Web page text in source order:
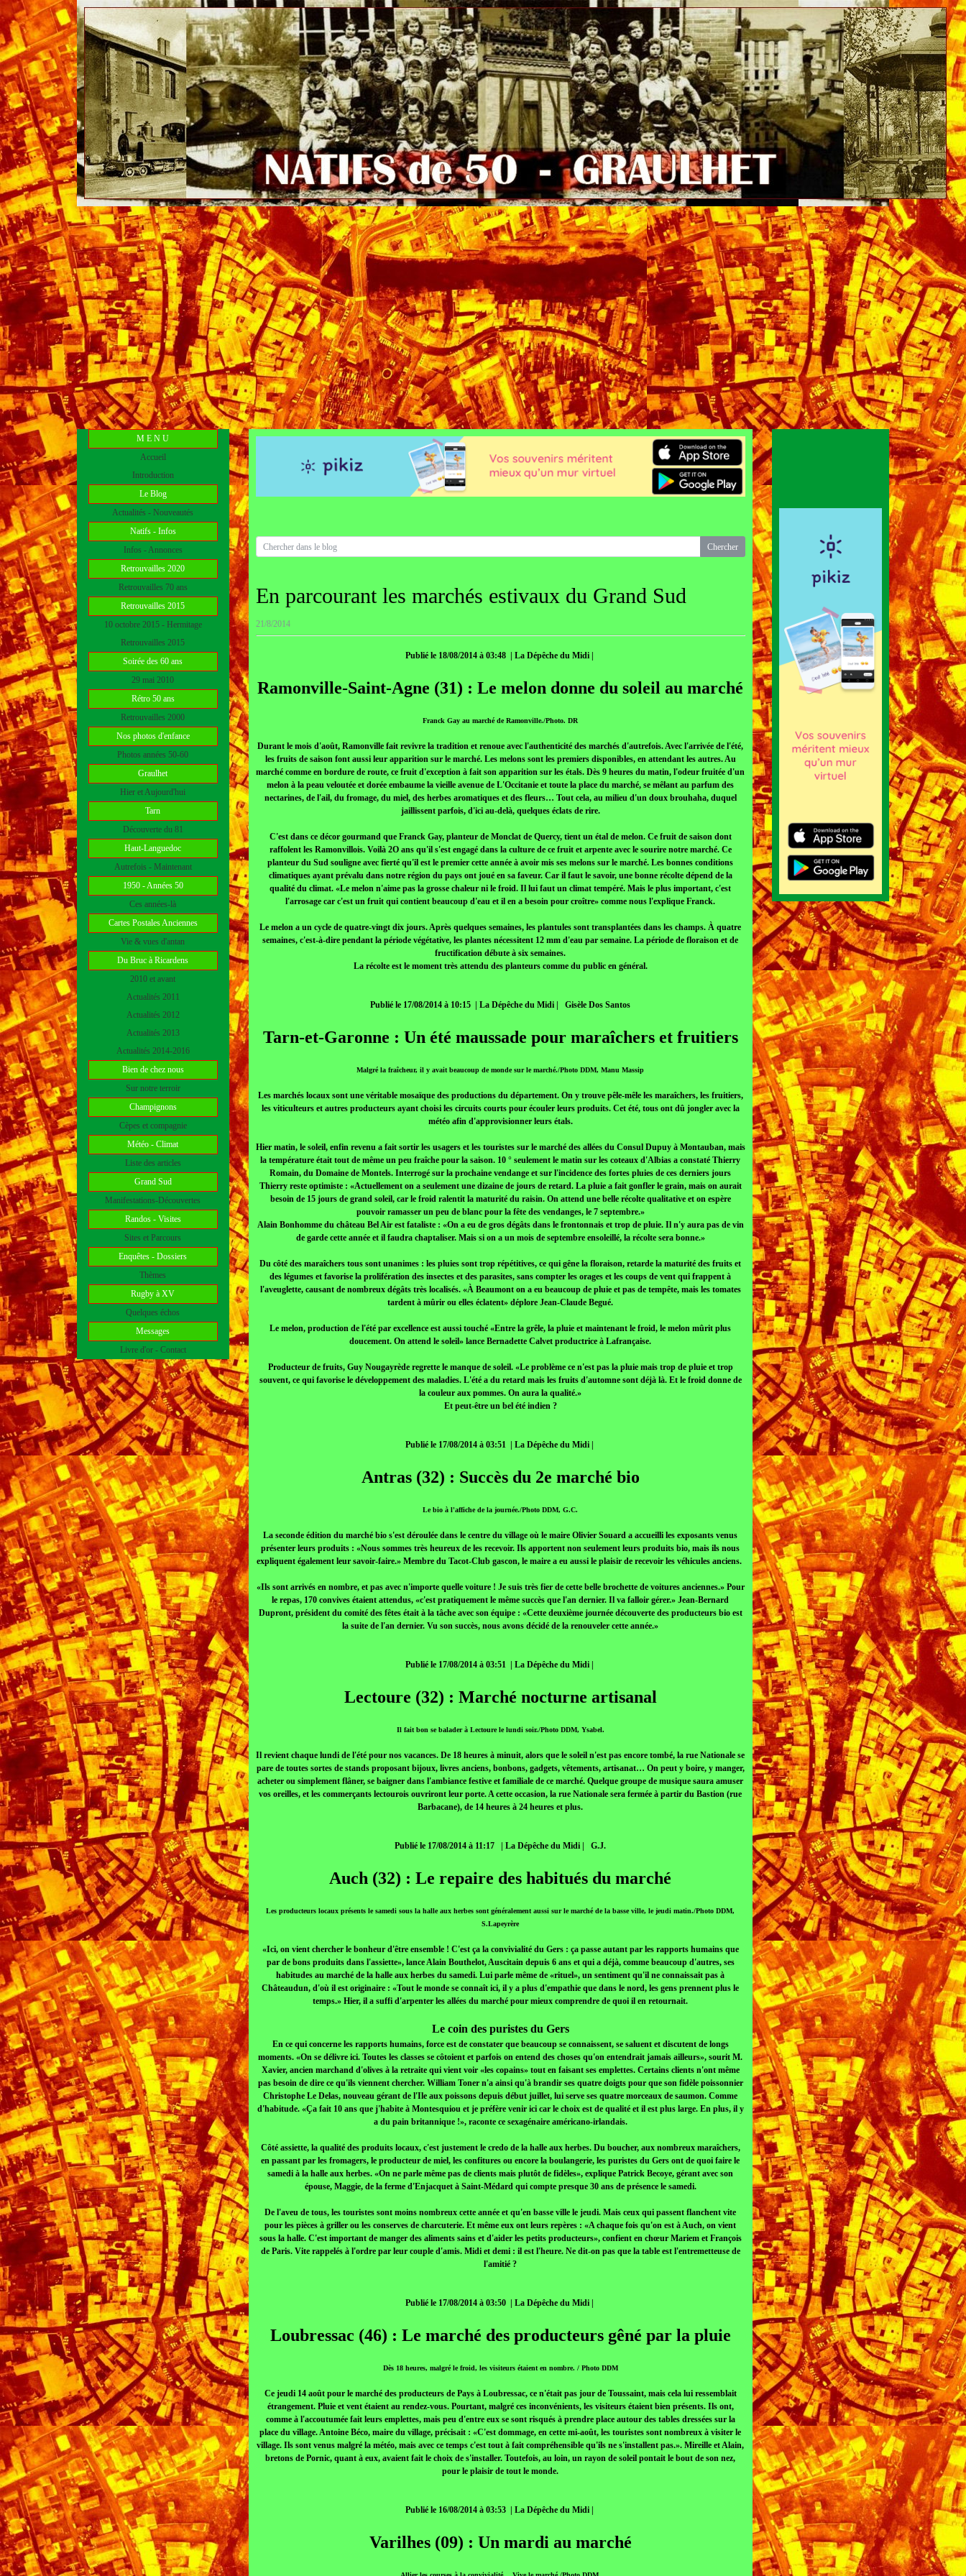
M E N U
Accueil
Introduction
Le Blog
Actualités - Nouveautés
Natifs - Infos
Infos - Annonces
Retrouvailles 2020
Retrouvailles 70 ans
Retrouvailles 2015
10 octobre 2015 - Hermitage
Retrouvailles 2015
Soirée des 60 ans
29 mai 2010
Rétro 50 ans
Retrouvailles 2000
Nos photos d'enfance
Photos années 50-60
Graulhet
Hier et Aujourd'hui
Tarn
Découverte du 81
Haut-Languedoc
Autrefois - Maintenant
1950 - Années 50
Ces années-là
Cartes Postales Anciennes
Vie & vues d'antan
Du Bruc à Ricardens
2010 et avant
Actualités 2011
Actualités 2012
Actualités 2013
Actualités 2014-2016
Bien de chez nous
Sur notre terroir
Champignons
Cèpes et compagnie
Météo - Climat
Liste des articles
Grand Sud
Manifestations-Découvertes
Randos - Visites
Sites et Parcours
Enquêtes - Dossiers
Thèmes
Rugby à XV
Quelques échos
Messages
Livre d'or - Contact
En parcourant les marchés estivaux du Grand Sud
21/8/2014
Publié le 18/08/2014 à 03:48 | La Dépêche du Midi |
Ramonville-Saint-Agne (31) : Le melon donne du soleil au marché
Franck Gay au marché de Ramonville./Photo. DR
Durant le mois d'août, Ramonville fait revivre la tradition et renoue avec l'authenticité des marchés d'autrefois. Avec l'arrivée de l'été,
les fruits de saison font aussi leur apparition sur le marché. Les melons sont les premiers disponibles, en attendant les autres. Au
marché comme en bordure de route, ce fruit d'exception à fait son apparition sur les étals. Dès 9 heures du matin, l'odeur fruitée d'un
melon à la peau veloutée et dorée embaume la vieille avenue de L'Occitanie et toute la place du marché, se mêlant au parfum des
nectarines, de l'ail, du fromage, du miel, des herbes aromatiques et des fleurs… Tout cela, au milieu d'un doux brouhaha, duquel
jaillissent parfois, d'ici au-delà, quelques éclats de rire.
C'est dans ce décor gourmand que Franck Gay, planteur de Monclat de Quercy, tient un étal de melon. Ce fruit de saison dont
raffolent les Ramonvillois. Voilà 2O ans qu'il s'est engagé dans la culture de ce fruit et arpente avec le sourire notre marché. Ce
planteur du Sud souligne avec fierté qu'il est le premier cette année à avoir mis ses melons sur le marché. Les bonnes conditions
climatiques ayant prévalu dans notre région du pays ont joué en sa faveur. Car il faut le savoir, une bonne récolte dépend de la
qualité du climat. «Le melon n'aime pas la grosse chaleur ni le froid. Il lui faut un climat tempéré. Mais le plus important, c'est
l'arrosage car c'est un fruit qui contient beaucoup d'eau et il en a besoin pour croître» comme nous l'explique Franck.
Le melon a un cycle de quatre-vingt dix jours. Après quelques semaines, les plantules sont transplantées dans les champs. À quatre
semaines, c'est-à-dire pendant la période végétative, les plantes nécessitent 12 mm d'eau par semaine. La période de floraison et de
fructification débute à six semaines.
La récolte est le moment très attendu des planteurs comme du public en général.
Publié le 17/08/2014 à 10:15 | La Dépêche du Midi | Gisèle Dos Santos
Tarn-et-Garonne : Un été maussade pour maraîchers et fruitiers
Malgré la fraîcheur, il y avait beaucoup de monde sur le marché./Photo DDM, Manu Massip
Les marchés locaux sont une véritable mosaïque des productions du département. On y trouve pêle-mêle les maraîchers, les fruitiers,
les viticulteurs et autres producteurs ayant choisi les circuits courts pour écouler leurs produits. Cet été, tous ont dû jongler avec la
météo afin d'approvisionner leurs étals.
Hier matin, le soleil, enfin revenu a fait sortir les usagers et les touristes sur le marché des allées du Consul Dupuy à Montauban, mais
la température était tout de même un peu fraîche pour la saison. 10 ° seulement le matin sur les coteaux d'Albias a constaté Thierry
Romain, du Domaine de Montels. Interrogé sur la prochaine vendange et sur l'incidence des fortes pluies de ces derniers jours
Thierry reste optimiste : «Actuellement on a seulement une dizaine de jours de retard. La pluie a fait gonfler le grain, mais on aurait
besoin de 15 jours de grand soleil, car le froid ralentit la maturité du raisin. On attend une belle récolte qualitative et on espère
pouvoir ramasser un peu de blanc pour la fête des vendanges, le 7 septembre.»
Alain Bonhomme du château Bel Air est fataliste : «On a eu de gros dégâts dans le frontonnais et trop de pluie. Il n'y aura pas de vin
de garde cette année et il faudra chaptaliser. Mais si on a un mois de septembre ensoleillé, la récolte sera bonne.»
Du côté des maraîchers tous sont unanimes : les pluies sont trop répétitives, ce qui gêne la floraison, retarde la maturité des fruits et
des légumes et favorise la prolifération des insectes et des parasites, sans compter les orages et les coups de vent qui frappent à
l'aveuglette, causant de nombreux dégâts très localisés. «À Beaumont on a eu beaucoup de pluie et pas de tempête, mais les tomates
tardent à mûrir ou elles éclatent» déplore Jean-Claude Begué.
Le melon, production de l'été par excellence est aussi touché «Entre la grêle, la pluie et maintenant le froid, le melon mûrit plus
doucement. On attend le soleil» lance Bernadette Calvet productrice à Lafrançaise.
Producteur de fruits, Guy Nougayrède regrette le manque de soleil. «Le problème ce n'est pas la pluie mais trop de pluie et trop
souvent, ce qui favorise le développement des maladies. L'été a du retard mais les fruits d'automne sont déjà là. Et le froid donne de
la couleur aux pommes. On aura la qualité.»
Et peut-être un bel été indien ?
Publié le 17/08/2014 à 03:51 | La Dépêche du Midi |
Antras (32) : Succès du 2e marché bio
Le bio à l'affiche de la journée./Photo DDM, G.C.
La seconde édition du marché bio s'est déroulée dans le centre du village où le maire Olivier Souard a accueilli les exposants venus
présenter leurs produits : «Nous sommes très heureux de les recevoir. Ils apportent non seulement leurs produits bio, mais ils nous
expliquent également leur savoir-faire.» Membre du Tacot-Club gascon, le maire a eu aussi le plaisir de recevoir les véhicules anciens.
«Ils sont arrivés en nombre, et pas avec n'importe quelle voiture ! Je suis très fier de cette belle brochette de voitures anciennes.» Pour
le repas, 170 convives étaient attendus, «c'est pratiquement le même succès que l'an dernier. Il va falloir gérer.» Jean-Bernard
Dupront, président du comité des fêtes était à la tâche avec son équipe : «Cette deuxième journée découverte des producteurs bio est
la suite de l'an dernier. Vu son succès, nous avons décidé de la renouveler cette année.»
Publié le 17/08/2014 à 03:51 | La Dépêche du Midi |
Lectoure (32) : Marché nocturne artisanal
Il fait bon se balader à Lectoure le lundi soir./Photo DDM, Ysabel.
Il revient chaque lundi de l'été pour nos vacances. De 18 heures à minuit, alors que le soleil n'est pas encore tombé, la rue Nationale se
pare de toutes sortes de stands proposant bijoux, livres anciens, bonbons, gadgets, vêtements, artisanat… On peut y boire, y manger,
acheter ou simplement flâner, se baigner dans l'ambiance festive et familiale de ce marché. Quelque groupe de musique saura amuser
vos oreilles, et les commerçants lectourois ouvriront leur porte. A cette occasion, la rue Nationale sera fermée à partir du Bastion (rue
Barbacane), de 14 heures à 24 heures et plus.
Publié le 17/08/2014 à 11:17 | La Dépêche du Midi | G.J.
Auch (32) : Le repaire des habitués du marché
Les producteurs locaux présents le samedi sous la halle aux herbes sont généralement aussi sur le marché de la basse ville, le jeudi matin./Photo DDM,
S.Lapeyrère
«Ici, on vient chercher le bonheur d'être ensemble ! C'est ça la convivialité du Gers : ça passe autant par les rapports humains que
par de bons produits dans l'assiette», lance Alain Bouthelot, Auscitain depuis 6 ans et qui a déjà, comme beaucoup d'autres, ses
habitudes au marché de la halle aux herbes du samedi. Lui parle même de «rituel», un sentiment qu'il ne connaissait pas à
Châteaudun, d'où il est originaire : «Tout le monde se connaît ici, il y a plus d'empathie que dans le nord, les gens prennent plus le
temps.» Hier, il a suffi d'arpenter les allées du marché pour mieux comprendre de quoi il en retournait.
Le coin des puristes du Gers
En ce qui concerne les rapports humains, force est de constater que beaucoup se connaissent, se saluent et discutent de longs
moments. «On se délivre ici. Toutes les classes se côtoient et parfois on entend des choses qu'on entendrait jamais ailleurs», sourit M.
Xavier, ancien marchand d'olives à la retraite qui vient voir «les copains» tout en faisant ses emplettes. Certains clients n'ont même
pas besoin de dire ce qu'ils viennent chercher. William Toner n'a ainsi qu'à brandir ses quatre doigts pour que son fidèle poissonnier
Christophe Le Delas, nouveau gérant de l'Ile aux poissons depuis début juillet, lui serve ses quatre morceaux de saumon. Comme
d'habitude. «Ça fait 10 ans que j'habite à Montesquiou et je préfère venir ici car le choix est de qualité et il est plus large. En plus, il y
a du pain britannique !», raconte ce sexagénaire américano-irlandais.
Côté assiette, la qualité des produits locaux, c'est justement le credo de la halle aux herbes. Du boucher, aux nombreux maraîchers,
en passant par les fromagers, le producteur de miel, les confitures ou encore la boulangerie, les puristes du Gers ont de quoi faire le
samedi à la halle aux herbes. «On ne parle même pas de clients mais plutôt de fidèles», explique Patrick Becoye, gérant avec son
épouse, Maggie, de la ferme d'Enjacquet à Saint-Médard qui compte presque 30 ans de présence le samedi.
De l'aveu de tous, les touristes sont moins nombreux cette année et qu'en basse ville le jeudi. Mais ceux qui passent flanchent vite
pour les pièces à griller ou les conserves de charcuterie. Et même eux ont leurs repères : «A chaque fois qu'on est à Auch, on vient
sous la halle. C'est important de manger des aliments sains et d'aider les petits producteurs», confient en chœur Mariem et François
de Paris. Vite rappelés à l'ordre par leur couple d'amis. Midi et demi : il est l'heure. Ne dit-on pas que la table est l'entremetteuse de
l'amitié ?
Publié le 17/08/2014 à 03:50 | La Dépêche du Midi |
Loubressac (46) : Le marché des producteurs gêné par la pluie
Dès 18 heures, malgré le froid, les visiteurs étaient en nombre. / Photo DDM
Ce jeudi 14 août pour le marché des producteurs de Pays à Loubressac, ce n'était pas jour de Toussaint, mais cela lui ressemblait
étrangement. Pluie et vent étaient au rendez-vous. Pourtant, malgré ces inconvénients, les visiteurs étaient bien présents. Ils ont,
comme à l'accoutumée fait leurs emplettes, mais peu d'entre eux se sont risqués à prendre place autour des tables dressées sur la
place du village. Antoine Béco, maire du village, précisait : «C'est dommage, en cette mi-août, les touristes sont nombreux à visiter le
village. Ils sont venus malgré la météo, mais avec ce temps c'est tout à fait compréhensible qu'ils ne s'installent pas.». Mireille et Alain,
bretons de Pornic, quant à eux, avaient fait le choix de s'installer. Toutefois, au loin, un rayon de soleil pontait le bout de son nez,
pour le plaisir de tout le monde.
Publié le 16/08/2014 à 03:53 | La Dépêche du Midi |
Varilhes (09) : Un mardi au marché